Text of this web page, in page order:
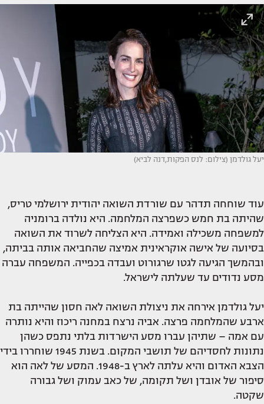
יעל גולדמן (צילום: לנס הפקות,דנה לביא)
עוד שוחחה תדהר עם שורדת השואה יהודית ירושלמי טריס,
שהיתה בת חמש כשפרצה המלחמה. היא נולדה ברומניה
למשפחה משכילה ואמידה. היא הצליחה לשרוד את השואה
בסיועה של אישה אוקראינית אמיצה שהחביאה אותה בביתה,
ובהמשך הגיעה לגטו שרגורוט ועבדה בכפייה. המשפחה עברה
מסע נדודים עד שעלתה לישראל.
יעל גולדמן אירחה את ניצולת השואה לאה חסון שהייתה בת
ארבע שהמלחמה פרצה. אביה נרצח במחנה ריכוז והיא נותרה
עם אמה – שתיהן עברו מסע הישרדות בלתי נתפס כשהן
נתונות לחסדיהם של תושבי המקום. בשנת 1945 שוחררו בידי
הצבא האדום והיא עלתה לארץ ב-1948. המסע של לאה הוא
סיפור של אובדן ושל תקומה, של כאב עמוק ושל גבורה
שקטה.